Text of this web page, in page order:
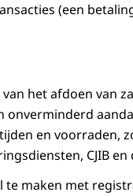
(een
het afdoen van
en voorraden,
CJIB en
maken met